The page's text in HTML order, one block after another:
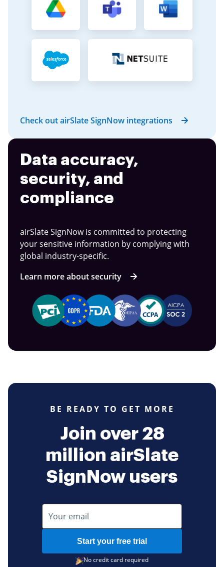
Check out airSlate SignNow integrations
Data accuracy,
security, and
compliance
airSlate SignNow is committed to protecting
your sensitive information by complying with
global industry-specific.
Learn more about security
BE READY TO GET MORE
Join over 28
million airSlate
SignNow users
Start your free trial
No credit card required